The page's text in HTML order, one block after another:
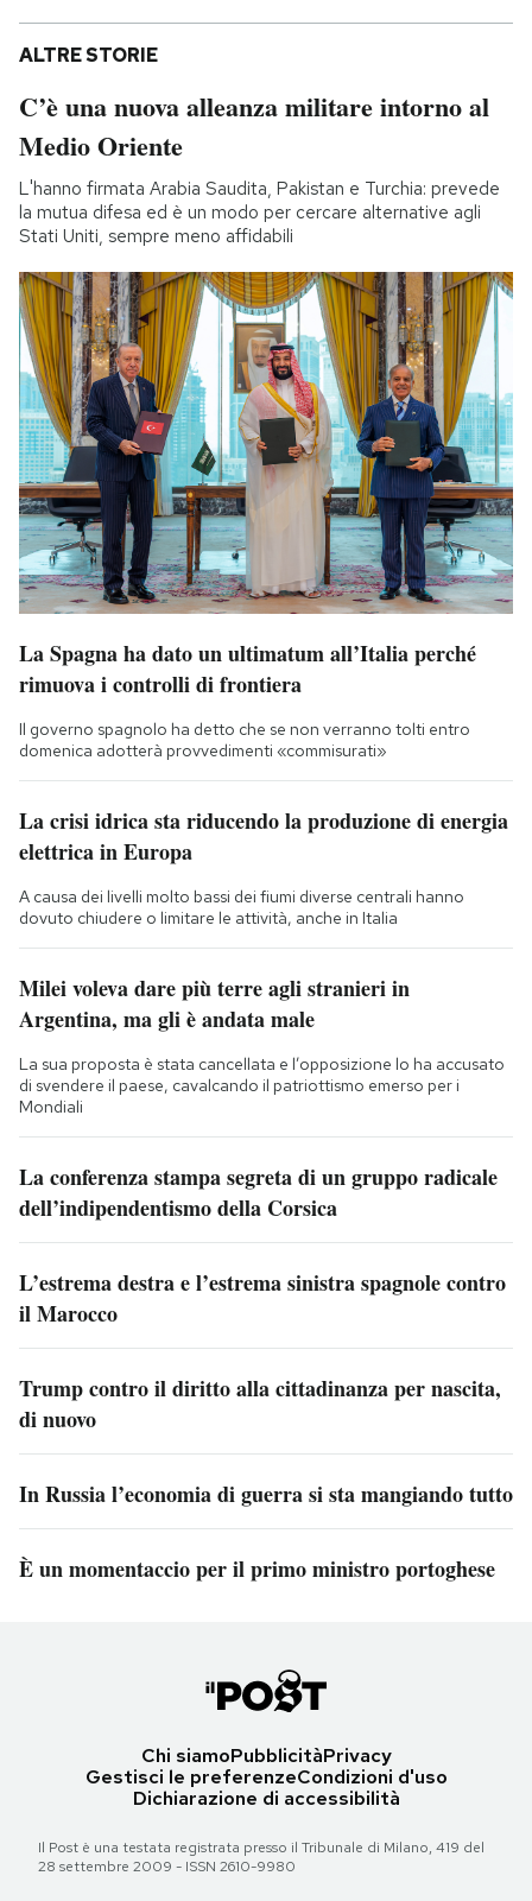
ALTRE STORIE
C’è una nuova alleanza militare intorno al
Medio Oriente
L'hanno firmata Arabia Saudita, Pakistan e Turchia: prevede
la mutua difesa ed è un modo per cercare alternative agli
Stati Uniti, sempre meno affidabili
La Spagna ha dato un ultimatum all’Italia perché
rimuova i controlli di frontiera
Il governo spagnolo ha detto che se non verranno tolti entro
domenica adotterà provvedimenti «commisurati»
La crisi idrica sta riducendo la produzione di energia
elettrica in Europa
A causa dei livelli molto bassi dei fiumi diverse centrali hanno
dovuto chiudere o limitare le attività, anche in Italia
Milei voleva dare più terre agli stranieri in
Argentina, ma gli è andata male
La sua proposta è stata cancellata e l’opposizione lo ha accusato
di svendere il paese, cavalcando il patriottismo emerso per i
Mondiali
La conferenza stampa segreta di un gruppo radicale
dell’indipendentismo della Corsica
L’estrema destra e l’estrema sinistra spagnole contro
il Marocco
Trump contro il diritto alla cittadinanza per nascita,
di nuovo
In Russia l’economia di guerra si sta mangiando tutto
È un momentaccio per il primo ministro portoghese
Chi siamoPubblicitàPrivacy
Gestisci le preferenzeCondizioni d'uso
Dichiarazione di accessibilità
Il Post è una testata registrata presso il Tribunale di Milano, 419 del
28 settembre 2009 - ISSN 2610-9980